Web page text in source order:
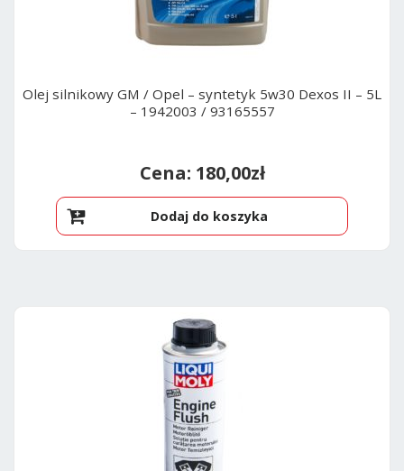
Olej silnikowy GM / Opel – syntetyk 5w30 Dexos II – 5L
– 1942003 / 93165557
180,00zł
Dodaj do koszyka